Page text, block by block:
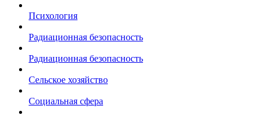
Психология
Радиационная безопасность
Радиационная безопасность
Сельское хозяйство
Социальная сфера